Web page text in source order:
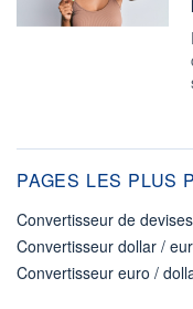
PAGES LES PLUS
Convertisseur de devises
Convertisseur dollar /
Convertisseur euro /